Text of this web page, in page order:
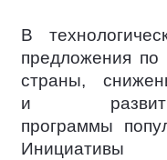
В
предложения по
страны,
и
программы
Инициативы